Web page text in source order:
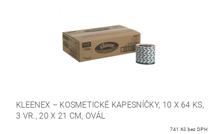
KLEENEX – KOSMETICKÉ KAPESNÍČKY, 10 X 64 KS,
3 VR., 20 X 21 CM, OVÁL
741 Kč bez DPH